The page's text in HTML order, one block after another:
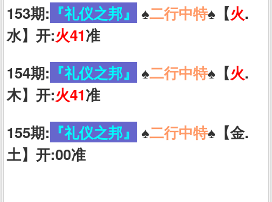
153期: 『礼仪之邦』 ♠️二行中特♠️【火.
水】开:火41准
154期: 『礼仪之邦』 ♠️二行中特♠️【火.
木】开:火41准
155期: 『礼仪之邦』 ♠️二行中特♠️【金.
土】开:00准